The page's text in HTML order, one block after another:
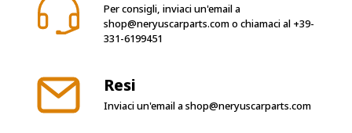
Per consigli, inviaci un'email a
shop@neryuscarparts.como chiamaci al +39-
331-6199451
Resi
Inviaci un'email ashop@neryuscarparts.com